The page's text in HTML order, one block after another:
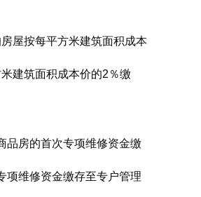
屋按每平方米建筑面积成本
建筑面积成本价的2％缴
品房的首次专项维修资金缴
项维修资金缴存至专户管理